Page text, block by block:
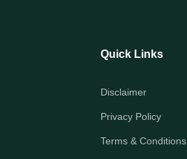
Quick Links
Disclaimer
Privacy Policy
Terms & Conditions